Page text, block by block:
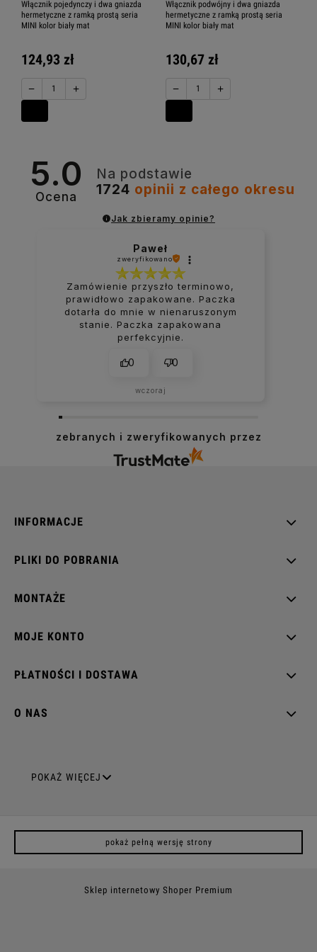
Włącznik pojedynczy i dwa gniazda
hermetyczne z ramką prostą seria
MINI kolor biały mat
124,93 zł
− +
Włącznik podwójny i dwa gniazda
hermetyczne z ramką prostą seria
MINI kolor biały mat
130,67 zł
− +
5.0
Ocena
Na podstawie
1724 opinii z całego okresu
Jak zbieramy opinie?
Paweł
zweryfikowano
Zamówienie przyszło terminowo,
prawidłowo zapakowane. Paczka
dotarła do mnie w nienaruszonym
stanie. Paczka zapakowana
perfekcyjnie.
0 0
wczoraj
zebranych i zweryfikowanych przez
INFORMACJE
PLIKI DO POBRANIA
MONTAŻE
MOJE KONTO
PŁATNOŚCI I DOSTAWA
O NAS
GNIAZDA ELEKTRYCZNE
Gniazda podwójne z uziemieniem
POKAŻ WIĘCEJ
pokaż pełną wersję strony
Sklep internetowy Shoper Premium